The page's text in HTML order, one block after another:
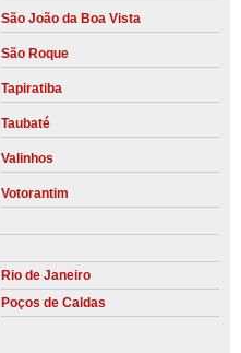
São João da Boa Vista
São Roque
Tapiratiba
Taubaté
Valinhos
Votorantim
Rio de Janeiro
Poços de Caldas